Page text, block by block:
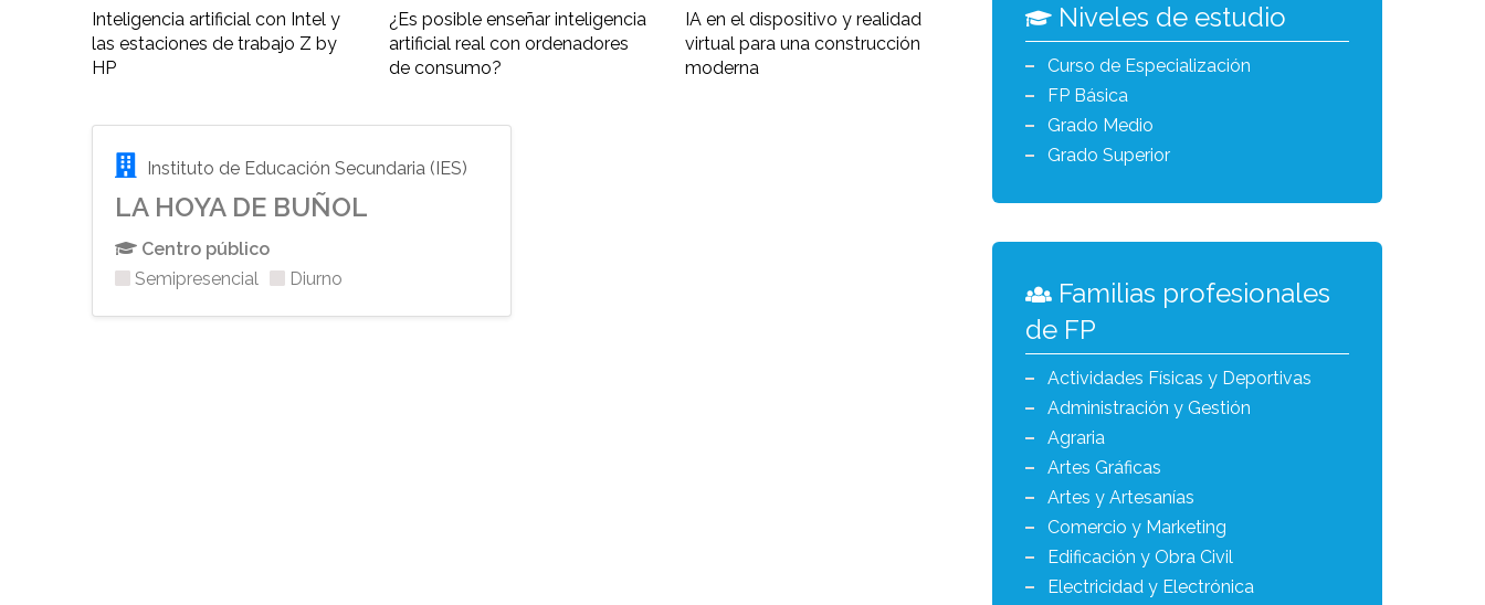
Inteligencia artificial con Intel y
las estaciones de trabajo Z by
HP
¿Es posible enseñar inteligencia
artificial real con ordenadores
de consumo?
IA en el dispositivo y realidad
virtual para una construcción
moderna
Instituto de Educación Secundaria (IES)
LA HOYA DE BUÑOL
Centro público
Semipresencial
Diurno
Niveles de estudio
Curso de Especialización
FP Básica
Grado Medio
Grado Superior
Familias profesionales
de FP
Actividades Físicas y Deportivas
Administración y Gestión
Agraria
Artes Gráficas
Artes y Artesanías
Comercio y Marketing
Edificación y Obra Civil
Electricidad y Electrónica